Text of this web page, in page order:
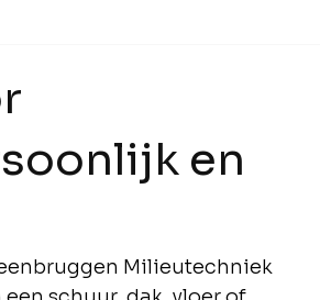
en
Milieutechniek